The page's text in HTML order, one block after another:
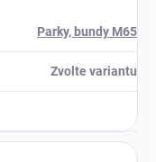
Parky, bundy M65
Zvolte variantu